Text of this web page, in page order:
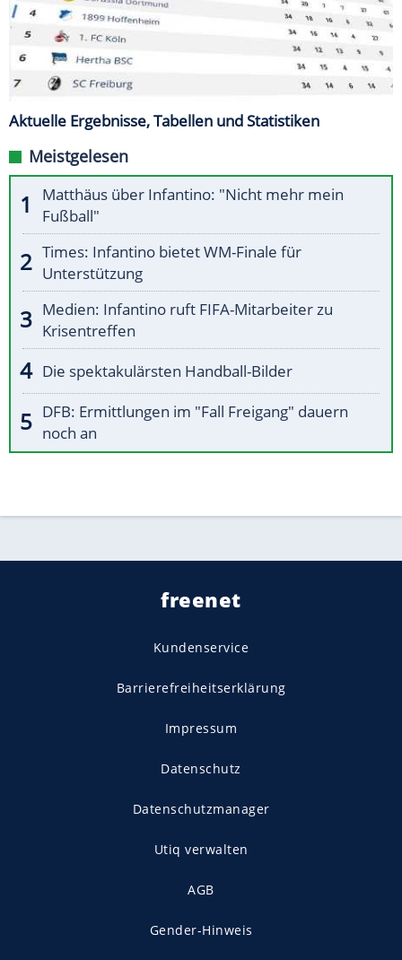
Aktuelle Ergebnisse, Tabellen und Statistiken
Meistgelesen
Matthäus über Infantino: "Nicht mehr mein
Fußball"
Times: Infantino bietet WM-Finale für
Unterstützung
Medien: Infantino ruft FIFA-Mitarbeiter zu
Krisentreffen
Die spektakulärsten Handball-Bilder
DFB: Ermittlungen im "Fall Freigang" dauern
noch an
freenet
Kundenservice
Barrierefreiheitserklärung
Impressum
Datenschutz
Datenschutzmanager
Utiq verwalten
AGB
Gender-Hinweis